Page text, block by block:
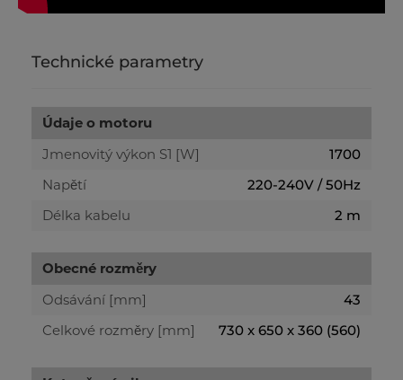
Technické parametry
Údaje o motoru
Jmenovitý výkon S1 [W]
1700
Napětí
220-240V / 50Hz
Délka kabelu
2 m
Obecné rozměry
Odsávání [mm]
43
Celkové rozměry [mm]
730 x 650 x 360 (560)